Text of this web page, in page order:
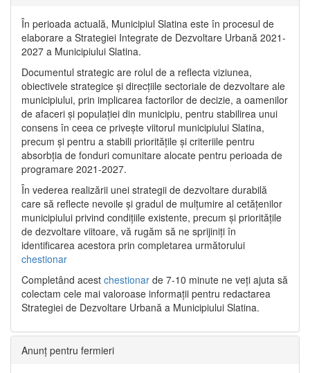
În perioada actuală, Municipiul Slatina este în procesul de
elaborare a Strategiei Integrate de Dezvoltare Urbană 2021‐
2027 a Municipiului Slatina.
Documentul strategic are rolul de a reflecta viziunea,
obiectivele strategice și direcțiile sectoriale de dezvoltare ale
municipiului, prin implicarea factorilor de decizie, a oamenilor
de afaceri și populației din municipiu, pentru stabilirea unui
consens în ceea ce privește viitorul municipiului Slatina,
precum și pentru a stabili prioritățile și criteriile pentru
absorbția de fonduri comunitare alocate pentru perioada de
programare 2021-2027.
În vederea realizării unei strategii de dezvoltare durabilă
care să reflecte nevoile și gradul de mulțumire al cetățenilor
municipiului privind condițiile existente, precum și prioritățile
de dezvoltare viitoare, vă rugăm să ne sprijiniți în
identificarea acestora prin completarea următorului
chestionar
Completând acest chestionar de 7-10 minute ne veți ajuta să
colectam cele mai valoroase informații pentru redactarea
Strategiei de Dezvoltare Urbană a Municipiului Slatina.
Anunț pentru fermieri